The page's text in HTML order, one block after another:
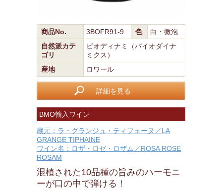
商品No. 3BOFR91-9 色
白・微泡
自然派カテ
ゴリ
ビオディナミ（バイオダイナ
ミクス）
産地
ロワール
詳細を見る
BMO輸入ワイン
蔵元：ラ・グランジュ・ティフェーヌ／LA
GRANGE TIPHAINE
ワイン名：ロザ・ロゼ・ロザム／ROSA ROSE
ROSAM
混植された10品種の旨みのハーモニ
ーが口の中で弾ける！